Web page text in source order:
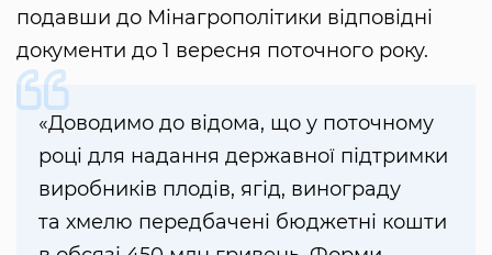
подавши до Мінагрополітики відповідні
документи до 1 вересня поточного року.
«Доводимо до відома, що у поточному
році для надання державної підтримки
виробників плодів, ягід, винограду
та хмелю передбачені бюджетні кошти